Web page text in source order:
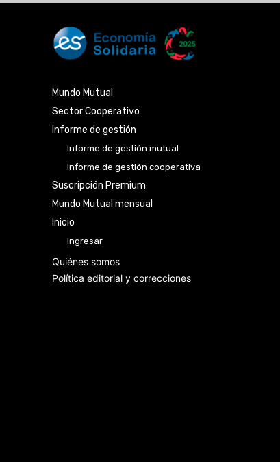
Mundo Mutual
Sector Cooperativo
Informe de gestión
Informe de gestión mutual
Informe de gestión cooperativa
Suscripción Premium
Mundo Mutual mensual
Inicio
Ingresar
Quiénes somos
Política editorial y correcciones